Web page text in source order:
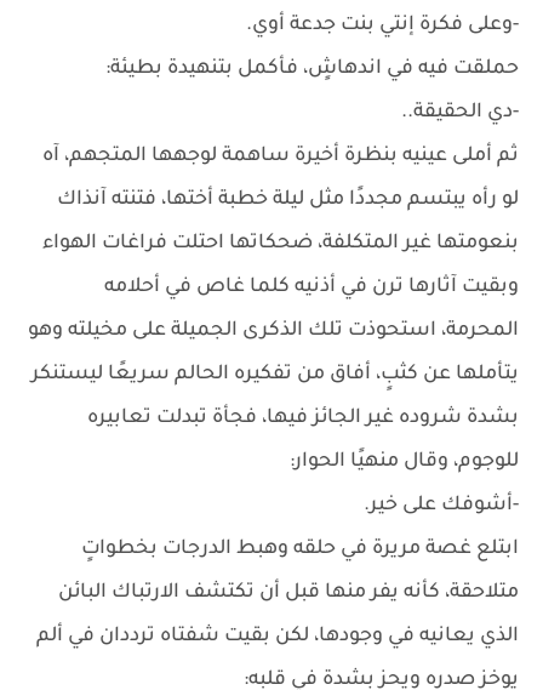
-وعلى فكرة إنتي بنت جدعة أوي.
حملقت فيه في اندهاشٍ، فأكمل بتنهيدة بطيئة:
-دي الحقيقة..
ثم أملى عينيه بنظرة أخيرة ساهمة لوجهها المتجهم، آه
لو رأه يبتسم مجددًا مثل ليلة خطبة أختها، فتنته آنذاك
بنعومتها غير المتكلفة، ضحكاتها احتلت فراغات الهواء
وبقيت آثارها ترن في أذنيه كلما غاص في أحلامه
المحرمة، استحوذت تلك الذكرى الجميلة على مخيلته وهو
يتأملها عن كثبٍ، أفاق من تفكيره الحالم سريعًا ليستنكر
بشدة شروده غير الجائز فيها، فجأة تبدلت تعابيره
للوجوم، وقال منهيًا الحوار:
-أشوفك على خير.
ابتلع غصة مريرة في حلقه وهبط الدرجات بخطواتٍ
متلاحقة، كأنه يفر منها قبل أن تكتشف الارتباك البائن
الذي يعانيه في وجودها، لكن بقيت شفتاه ترددان في ألم
يوخز صدره ويحز بشدة في قلبه: